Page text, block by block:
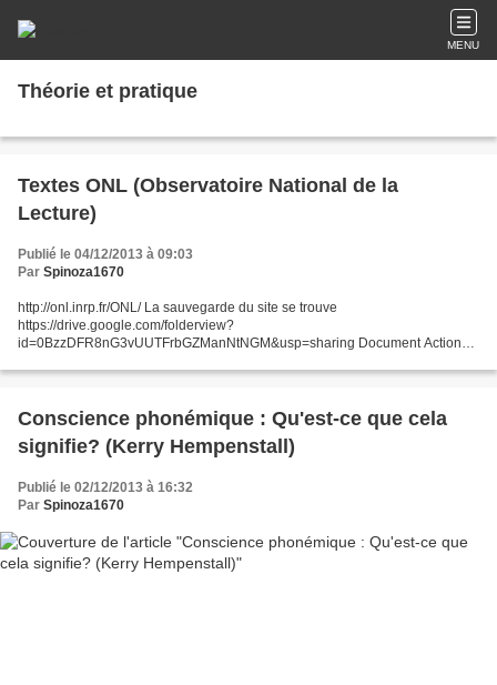
MENU
Théorie et pratique
Textes ONL (Observatoire National de la
Lecture)
Publié le 04/12/2013 à 09:03
Par Spinoza1670
http://onl.inrp.fr/ONL/ La sauvegarde du site se trouve
https://drive.google.com/folderview?
id=0BzzDFR8nG3vUUTFrbGZManNtNGM&usp=sharing Document Actions
usagers intéressés par...
Conscience phonémique : Qu'est-ce que cela
signifie? (Kerry Hempenstall)
Publié le 02/12/2013 à 16:32
Par Spinoza1670